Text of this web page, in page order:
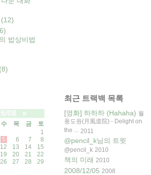
(12)
밥상비법
(8)
08 »
수 목 금
토
1
5 6 7
8
12 13 14
15
19 20 21
22
26 27 28
29
최근 트랙백 목록
[영화] 하하하 (Hahaha) 월
풍도원(月風道院) - Delight on
the ... 2011
@pencil_k님의 트윗
@pencil_k 2010
책의 미래 2010
2008/12/05 2008